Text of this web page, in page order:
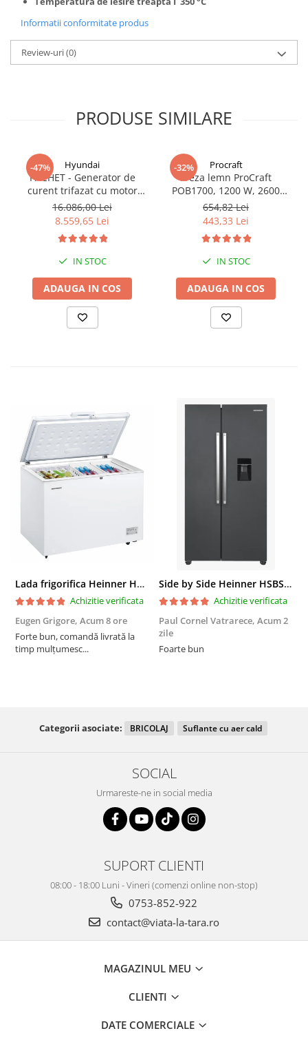
Informatii conformitate produs
Review-uri(0)
PRODUSE SIMILARE
-47% Hyundai
PACHET - Generator de
curent trifazat cu motor
diesel Hyundai DHY8600SE-
T, putere motor 12 CP,
Putere maxima 7.9 kVA,
tensiune 380 / 220 V +
Automatizare trifazata
ATS12-3P
16.086,00 Lei
8.559,65 Lei
IN STOC
ADAUGA IN COS
-32% Procraft
Freza lemn ProCraft
POB1700, 1200 W, 2600
Rpm cu 12 freze pentru
lemn incluse in pachet
654,82 Lei
443,33 Lei
IN STOC
ADAUGA IN COS
Lada frigorifica Heinner HCF-287CNHE++, 287 l, Clasa E, Compresor inverter, Iluminare LED, Functionalitate frigider, Alb
Achizitie verificata
Eugen Grigore, Acum 8 ore
Forte bun, comandă livrată la
timp mulțumesc...
Side by Side Heinner HSBS-HM439NFINVDGWDE++, Total No Frost, Compresor Inverter, Dozator Apa, Display Touch LED, 439 L, Clasa E, Gri Antracit Texturat
Achizitie verificata
Paul Cornel Vatrarece, Acum 2
zile
Foarte bun
Categorii asociate: BRICOLAJ Suflante cu aer cald
SOCIAL
Urmareste-ne in social media
SUPORT CLIENTI
08:00 - 18:00 Luni - Vineri (comenzi online non-stop)
0753-852-922
contact@viata-la-tara.ro
MAGAZINUL MEU
CLIENTI
DATE COMERCIALE